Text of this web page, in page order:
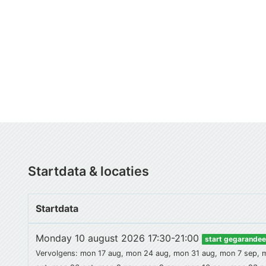
Startdata & locaties
Startdata
Monday 10 august 2026 17:30-21:00
start
Vervolgens: mon 17 aug, mon 24 aug, mon 31 aug, mon 7